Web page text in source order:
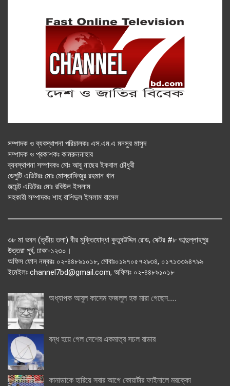
সম্পাদক ও ব্যবস্থাপনা পরিচালকঃ এস.এম.এ মনসুর মাসুদ
সম্পাদক ও প্রকাশকঃ কামরুননাহার
ব্যবস্থাপনা সম্পাদকঃ মোঃ আবু নাছের ইকবাল চৌধুরী
ডেপুটি এডিটরঃ মোঃ মোস্তাফিজুর রহমান খান
জয়েন্ট এডিটরঃ মোঃ রবিউল ইসলাম
সহকারী সম্পাদকঃ শাহ রাশিদুল ইসলাম রাসেল
৩৮ মা ভবন (তৃতীয় তলা) বীর মুক্তিযোদ্ধা কুতুবউদ্দিন রোড, সেক্টর #৮ আব্দুল্লাহপুর
উত্তরা পূর্ব, ঢাকা-১২৩০।
অফিস ফোন নম্বরঃ ০২-৪৪৮৯১০১৮, মোবাঃ০১৯৭০৫৭২৯৩৪, ০১৭১৩৩৯৪৭৯৯
ইমেইলঃ channel7bd@gmail.com, অফিসঃ ০২-৪৪৮৯১০১৮
অধ্যাপক আবুল কাসেম ফজলুল হক মারা গেছেন….
বন্ধ হয়ে গেল দেশের একমাত্র সচল রাডার
কানাডাকে হারিয়ে সবার আগে কোয়ার্টার ফাইনালে মরক্কো